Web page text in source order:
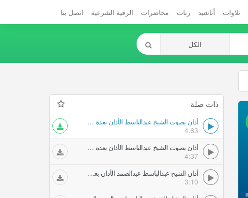
تلاوات أناشيد رنات محاضرات الرقية الشرعية اتصل بنا
ذات صلة
أذان بصوت الشيخ عبدالباسط الأذان بعدة أصوات ندية
4.63
أذان بصوت الشيخ عبدالباسط الأذان بعدة أصوات ندية
4:37
أذان الشيخ عبدالباسط عبدالصمد الأذان بعدة أصوات ندية
3:10